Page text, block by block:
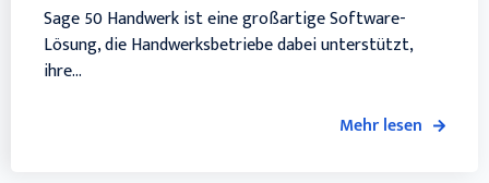
Sage 50 Handwerk ist eine großartige Software-
Lösung, die Handwerksbetriebe dabei unterstützt,
ihre...
Mehr lesen